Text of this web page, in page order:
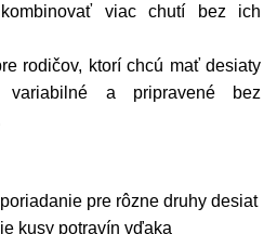
viac chutí bez ich
rodičov, ktorí chcú mať desiaty
variabilné a pripravené bez
pre rôzne druhy desiat
kusy potravín vďaka